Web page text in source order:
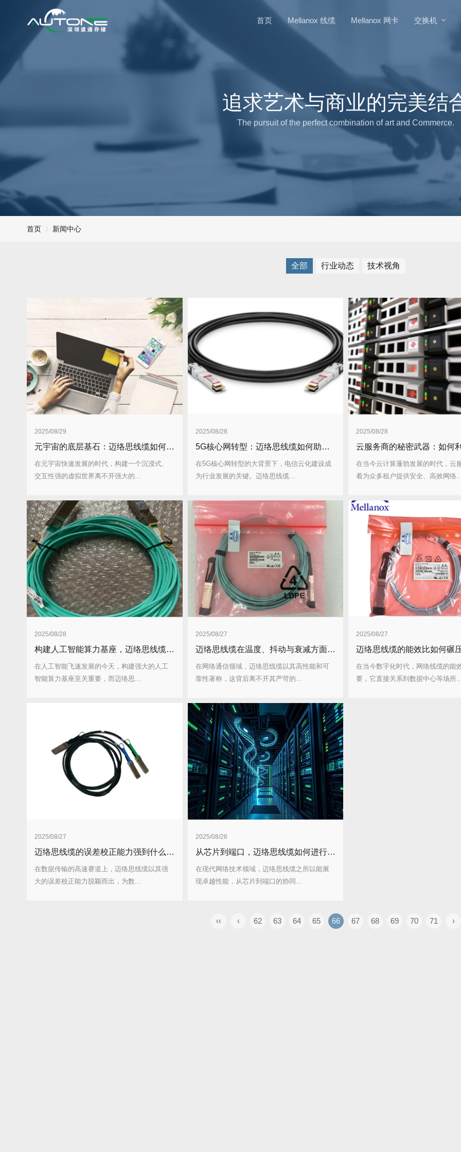
首页 Mellanox 线缆 Mellanox 网卡 交换机
追求艺术与商业的完美结
The pursuit of the perfect combination of art and Commerce.
首页 新闻中心
全部 行业动态 技术视角
2025/08/29
元宇宙的底层基石：迈络思线缆如何连接虚拟与现实？有何技术优势及应用案例？
在元宇宙快速发展的时代，构建一个沉浸式、
交互性强的虚拟世界离不开强大的...
2025/08/28
5G核心网转型：迈络思线缆如何助力电信云化建设？有何独特优势及应用效果？
在5G核心网转型的大背景下，电信云化建设成
为行业发展的关键。迈络思线缆...
2025/08/28
在当今云计算蓬勃发展的时代，云
着为众多租户提供安全、高效网络
2025/08/28
构建人工智能算力基座，迈络思线缆为何不可或缺？有何性能优势？
在人工智能飞速发展的今天，构建强大的人工
智能算力基座至关重要，而迈络思...
2025/08/27
迈络思线缆在温度、抖动与衰减方面的测试标准如何？测试流程怎样？
在网络通信领域，迈络思线缆以其高性能和可
靠性著称，这背后离不开其严苛的...
2025/08/27
在当今数字化时代，网络线缆的能
要，它直接关系到数据中心等场所
2025/08/27
迈络思线缆的误差校正能力强到什么程度？有哪些技术支撑？
在数据传输的高速赛道上，迈络思线缆以其强
大的误差校正能力脱颖而出，为数...
2025/08/26
从芯片到端口，迈络思线缆如何进行协同设计？应用场景有哪些？
在现代网络技术领域，迈络思线缆之所以能展
现卓越性能，从芯片到端口的协同...
‹‹ ‹ 62 63 64 65 66 67 68 69 70 71 ›